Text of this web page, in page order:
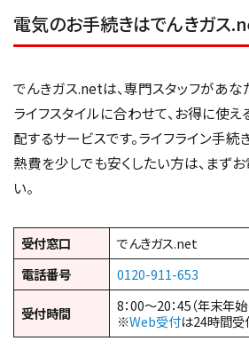
電気のお手続きはでんきガス
でんきガス.netは、専門スタッフがあ
ライフスタイルに合わせて、お得に使え
配するサービスです。ライフライン手
熱費を少しでも安くしたい方は、まず
い。
受付窓口
でんきガス.net
電話番号
0120-911-653
受付時間
8：00～20：45（年末年始
※Web受付は24時間受